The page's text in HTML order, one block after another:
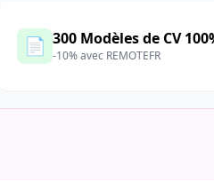
📄 300 Modèles de CV
-10% avec REMOTEFR